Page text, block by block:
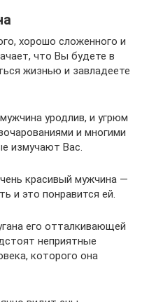
хорошо сложенного и
что Вы будете в
жизнью и завладеете
уродлив, и угрюм
и многими
измучают Вас.
красивый мужчина —
и это понравится ей.
его отталкивающей
неприятные
которого она